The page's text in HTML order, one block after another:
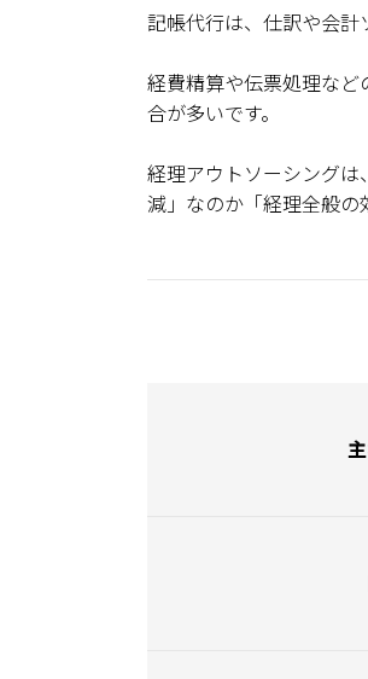
記帳代行は、仕訳や会計
経費精算や伝票処理な
合が多いです。
経理アウトソーシング
減」なのか「経理全般の